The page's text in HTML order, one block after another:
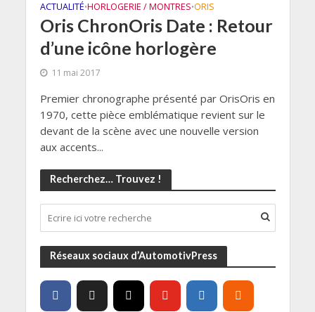
ACTUALITÉ•HORLOGERIE / MONTRES•ORIS
Oris ChronOris Date : Retour
d’une icône horlogère
11 mai 2017
Premier chronographe présenté par OrisOris en
1970, cette pièce emblématique revient sur le
devant de la scène avec une nouvelle version
aux accents...
Recherchez… Trouvez !
Réseaux sociaux d’AutomotivPress